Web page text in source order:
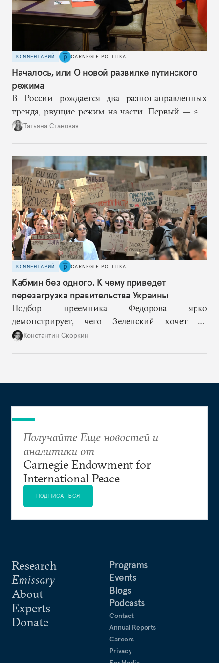
КОММЕНТАРИЙ CARNEGIE POLITIKA
Началось, или О новой развилке путинского
режима
В России рождается два разнонаправленных
тренда, рвущие режим на части. Первый — это
путинская логика войны, где эскалация влечет за
возможностей, на компетентность в принятии
решений и адекватное целеполагание.
Татьяна Становая
КОММЕНТАРИЙ CARNEGIE POLITIKA
Кабмин без одного. К чему приведет
перезагрузка правительства Украины
Подбор преемника Федорова ярко
демонстрирует, чего Зеленский хочет от
высшего военного руководства: продолжить
Константин Скоркин
Research
Emissary
About
Experts
Donate
Programs
Events
Blogs
Podcasts
Contact
Annual Reports
Careers
Privacy
Получайте Еще новостей и
аналитики от
Carnegie Endowment for
International Peace
ПОДПИСАТЬСЯ